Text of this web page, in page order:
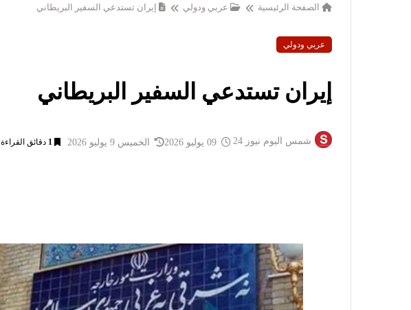
الصفحة الرئيسية عربي ودولي إيران تستدعي السفير البريطاني
عربي ودولي
إيران تستدعي السفير البريطاني
شمس اليوم نيوز 24 الخميس 9 يوليو 2026 1 دقائق القراءة